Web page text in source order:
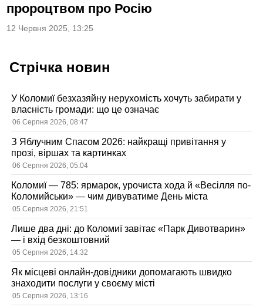
пророцтвом про Росію
12 Червня 2025, 13:25
Стрічка новин
У Коломиї безхазяйну нерухомість хочуть забирати у
власність громади: що це означає
06 Серпня 2026, 08:47
З Яблучним Спасом 2026: найкращі привітання у
прозі, віршах та картинках
06 Серпня 2026, 05:04
Коломиї — 785: ярмарок, урочиста хода й «Весілля по-
Коломийськи» — чим дивуватиме День міста
05 Серпня 2026, 21:51
Лише два дні: до Коломиї завітає «Парк Дивотварин»
— і вхід безкоштовний
05 Серпня 2026, 14:32
Як місцеві онлайн-довідники допомагають швидко
знаходити послуги у своєму місті
05 Серпня 2026, 13:16